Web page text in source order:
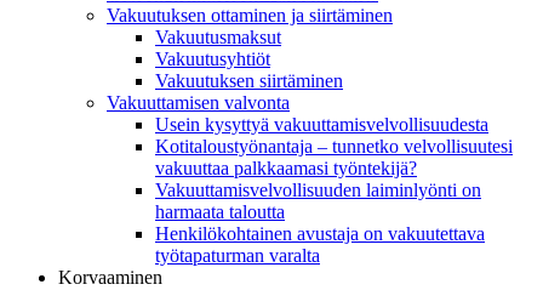
Vakuutuksen ottaminen ja siirtäminen
Vakuutusmaksut
Vakuutusyhtiöt
Vakuutuksen siirtäminen
Vakuuttamisen valvonta
Usein kysyttyä vakuuttamisvelvollisuudesta
Kotitaloustyönantaja – tunnetko velvollisuutesi
vakuuttaa palkkaamasi työntekijä?
Vakuuttamisvelvollisuuden laiminlyönti on
harmaata taloutta
Henkilökohtainen avustaja on vakuutettava
työtapaturman varalta
Korvaaminen